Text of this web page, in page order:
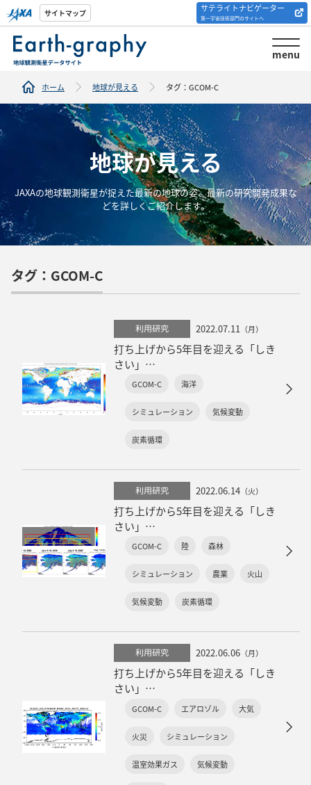
サイトマップ サテライトナビゲーター
第一宇宙技術部門のサイトへ
menu
解析ツール/サイトの
紹介
ホーム 地球が見える タグ：GCOM-C
地球が見える
JAXAの地球観測衛星が捉えた最新の地球の姿、最新の研究開発成果な
どを詳しくご紹介します。
タグ：GCOM-C
利用研究 2022.07.11 （月）
打ち上げから5年目を迎える「しき
さい」
～海洋環境編～
GCOM-C 海洋
シミュレーション 気候変動
炭素循環
利用研究 2022.06.14 （火）
打ち上げから5年目を迎える「しき
さい」
～陸域環境編～
GCOM-C 陸 森林
シミュレーション 農業 火山
気候変動 炭素循環
利用研究 2022.06.06 （月）
打ち上げから5年目を迎える「しき
さい」
～大気環境編～
GCOM-C エアロゾル 大気
火災 シミュレーション
温室効果ガス 気候変動